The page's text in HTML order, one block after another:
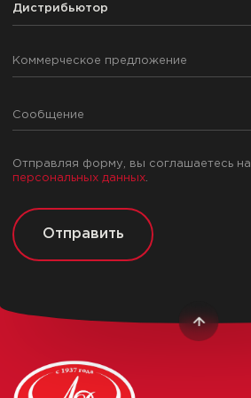
Дистрибьютор
Коммерческое предложение
Отправляя форму, вы соглашаетесь на
персональных данных
Отправить